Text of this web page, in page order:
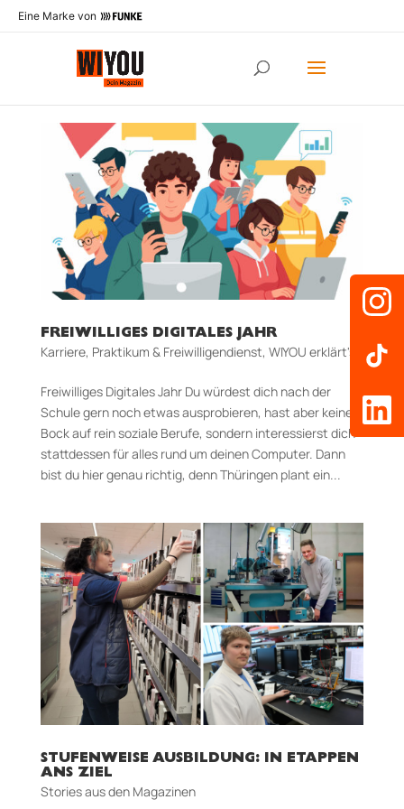
Eine Marke von
FREIWILLIGES DIGITALES JAHR
Karriere, Praktikum & Freiwilligendienst, WIYOU erklärt's
Freiwilliges Digitales Jahr Du würdest dich nach der
Schule gern noch etwas ausprobieren, hast aber keinen
Bock auf rein soziale Berufe, sondern interessierst dich
stattdessen für alles rund um deinen Computer. Dann
bist du hier genau richtig, denn Thüringen plant ein...
STUFENWEISE AUSBILDUNG: IN ETAPPEN
ANS ZIEL
Stories aus den Magazinen